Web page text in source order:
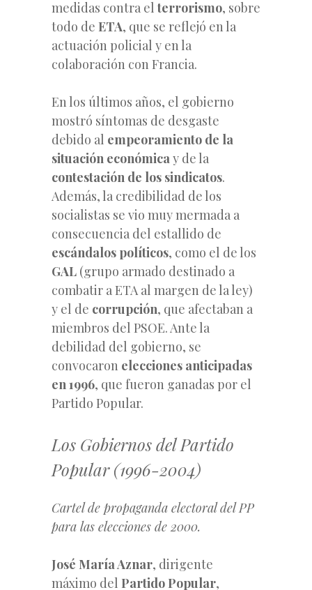
medidas contra elterrorismo, sobre
todo de ETA, que se reflejó en la
actuación policial y en la
colaboración con Francia.
En los últimos años, el gobierno
mostró síntomas de desgaste
debido al empeoramiento de la
situación económicay de la
contestación de los sindicatos.
Además, la credibilidad de los
socialistas se vio muy mermada a
consecuencia del estallido de
escándalos políticos, como el de los
GAL (grupo armado destinado a
combatir a ETA al margen de la ley)
y el de corrupción, que afectaban a
miembros del PSOE. Ante la
debilidad del gobierno, se
convocaron elecciones anticipadas
en 1996, que fueron ganadas por el
Partido Popular.
Los Gobiernos del Partido
Popular (1996-2004)
Cartel de propaganda electoral del PP
para las elecciones de 2000.
José María Aznar, dirigente
máximo del Partido Popular,